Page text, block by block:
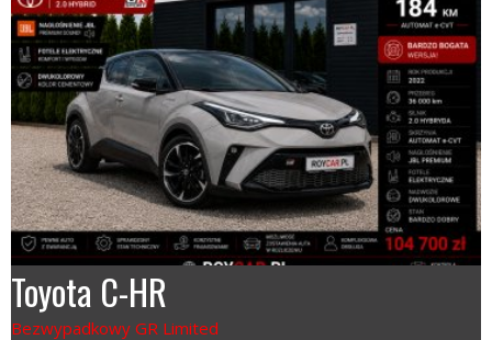
Toyota C-HR
Bezwypadkowy GR Limited